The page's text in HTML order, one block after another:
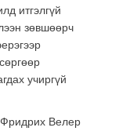
итгэлгүй
зөвшөөрч
учиргүй
Велер